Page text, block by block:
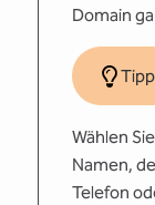
Domain
Tipp
Wählen
Namen,
Telefon